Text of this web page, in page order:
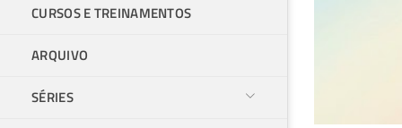
CURSOS E TREINAMENTOS
ARQUIVO
SÉRIES